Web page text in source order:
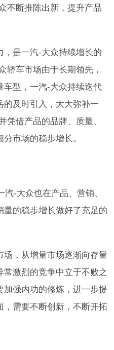
不断推陈出新，提升产品
，是一汽-大众持续增长的
轿车市场由于长期领先，
车型，一汽-大众持续迭代
及时引入，大大弥补一
凭借产品的品牌、质量、
市场的稳步增长。
-大众也在产品、营销、
的稳步增长做好了充足的
场，从增量市场逐渐向存量
激烈的竞争中立于不败之
强内功的修炼，进一步提
，需要不断创新，不断开拓